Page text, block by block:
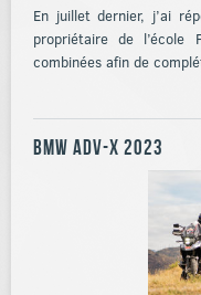
En juillet dernier, j’ai
propriétaire de
combinées afin de
BMW ADV-X 2023